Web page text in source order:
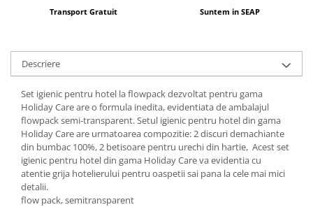
Transport Gratuit Suntem in SEAP
Descriere
Set igienic pentru hotel la flowpack dezvoltat pentru gama
Holiday Care are o formula inedita, evidentiata de ambalajul
flowpack semi-transparent. Setul igienic pentru hotel din gama
Holiday Care are urmatoarea compozitie: 2 discuri demachiante
din bumbac 100%, 2 betisoare pentru urechi din hartie, Acest set
igienic pentru hotel din gama Holiday Care va evidentia cu
atentie grija hotelierului pentru oaspetii sai pana la cele mai mici
detalii.
flow pack, semitransparent